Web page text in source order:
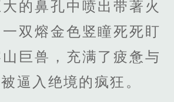
的鼻孔中喷出带著火
双熔金色竖瞳死死盯
巨兽，充满了疲惫与
逼入绝境的疯狂。